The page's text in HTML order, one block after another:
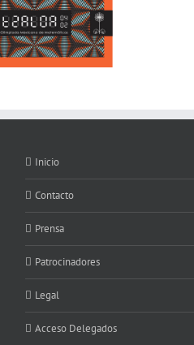
Inicio
Contacto
Prensa
Patrocinadores
Legal
Acceso Delegados